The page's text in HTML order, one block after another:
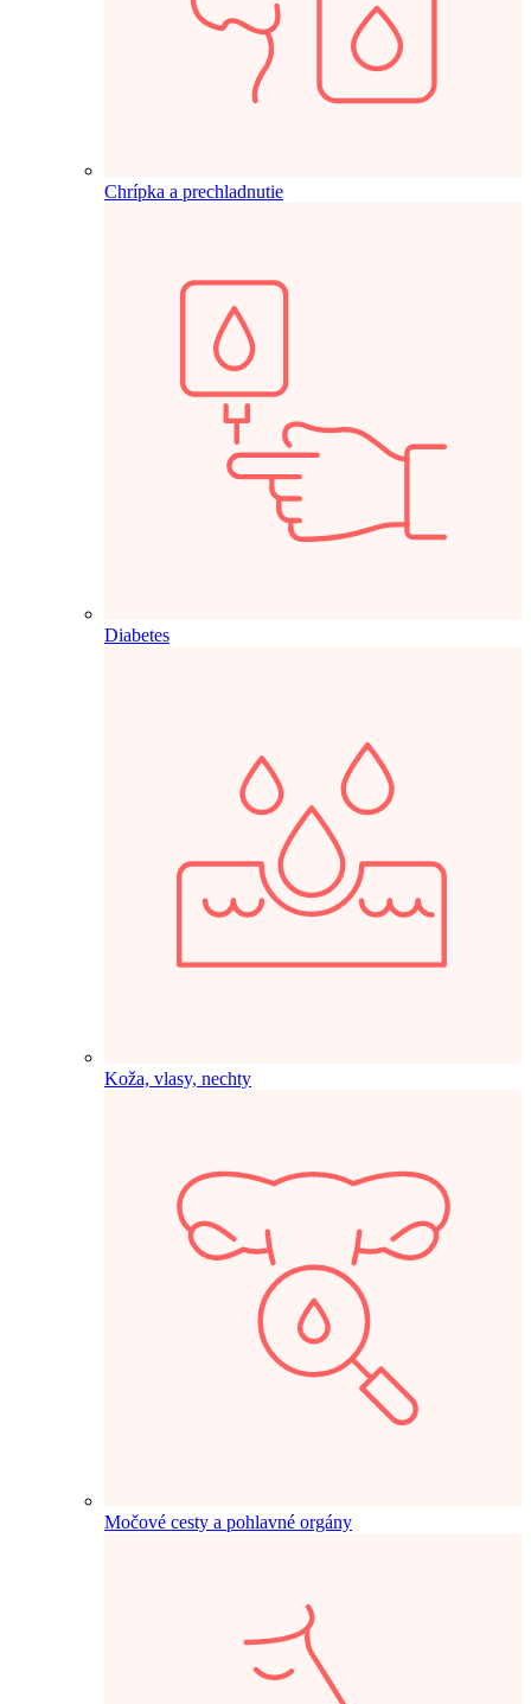
Chrípka a prechladnutie
Diabetes
Koža, vlasy, nechty
Močové cesty a pohlavné orgány